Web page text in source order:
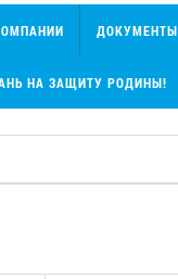
ДОКУМЕНТЫ
НА ЗАЩИТУ РОДИНЫ!